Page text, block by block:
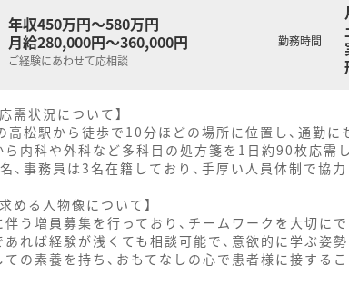
年収450万円～580万円
月給280,000円～360,000円
ご経験にあわせて応相談
勤務時間
需状況について】
松駅から徒歩で10分ほどの場所に位置し、通勤に
内科や外科など多科目の処方箋を1日約90枚応需し
、事務員は3名在籍しており、手厚い人員体制で協力
める人物像について】
う増員募集を行っており、チームワークを大切にで
れば経験が浅くても相談可能で、意欲的に学ぶ姿勢
の素養を持ち、おもてなしの心で患者様に接する